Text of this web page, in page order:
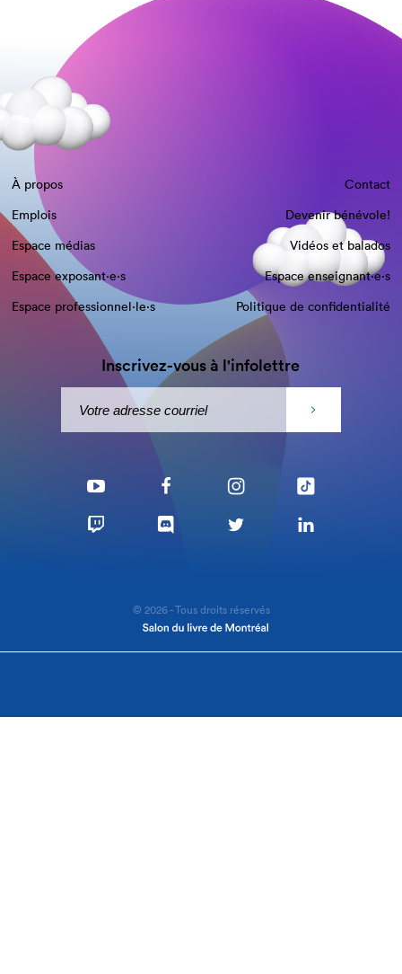
À propos
Contact
Emplois
Devenir bénévole!
Espace médias
Vidéos et balados
Espace exposant·e⋅s
Espace enseignant·e⋅s
Espace professionnel·le⋅s
Politique de confidentialité
Inscrivez-vous à l'infolettre
© 2026 - Tous droits réservés